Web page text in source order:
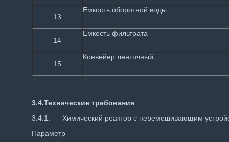
13
Емкость оборотной воды
14
Емкость фильтрата
15
Конвейер ленточный
3.4.Технические требования
3.4.1. Химический реактор с перемешивающим
Параметр